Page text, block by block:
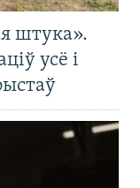
штука».
усё і